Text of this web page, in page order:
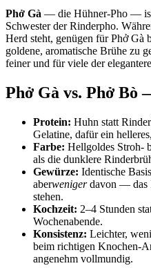
Phở Gà — die Hühner-Pho — ist
Schwester der Rinderpho.
Herd steht, genügen für Phở Gà
goldene, aromatische Brühe zu
feiner und für viele der
Phở Gà vs. Phở Bò
Protein: Huhn statt
Gelatine, dafür ein
Farbe: Hellgoldes Stroh-
als die dunklere
Gewürze: Identische
aberwenigerdavon — das
stehen.
Kochzeit: 2–4 Stunden
Wochenabende.
Konsistenz: Leichter,
beim richtigen Knochen-
angenehm vollmundig.